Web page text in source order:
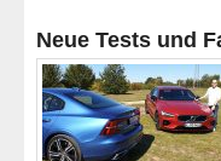
Neue Tests und